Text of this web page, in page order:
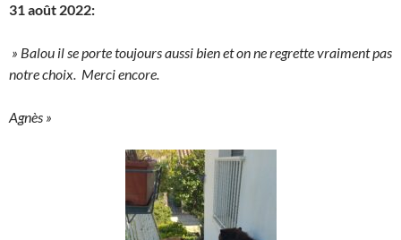
31 août 2022:
» Balou il se porte toujours aussi bien et on ne regrette vraiment pas
notre choix. Merci encore.
Agnès »